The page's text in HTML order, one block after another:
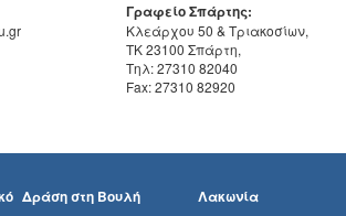
Γραφείο Σπάρτης:
Κλεάρχου 50 & Τριακοσίων,
ΤΚ 23100 Σπάρτη,
Τηλ: 27310 82040
Fax: 27310 82920
Δράση στη Βουλή Λακωνία